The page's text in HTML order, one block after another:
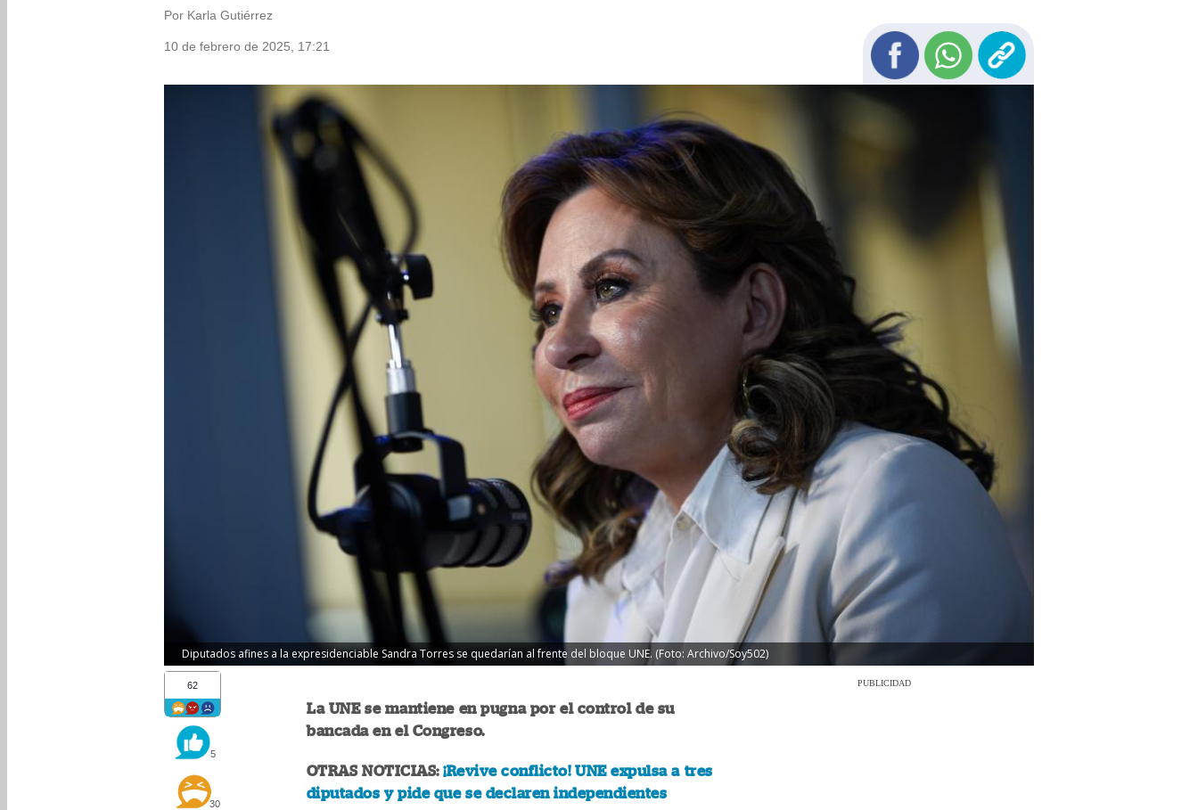
Por Karla Gutiérrez
10 de febrero de 2025, 17:21
Diputados afines a la expresidenciable Sandra Torres se quedarían al frente del bloque UNE. (Foto: Archivo/Soy502)
62
5
30
La UNE se mantiene en pugna por el control de su
bancada en el Congreso.
OTRAS NOTICIAS:¡Revive conflicto! UNE expulsa a tres
diputados y pide que se declaren independientes
PUBLICIDAD